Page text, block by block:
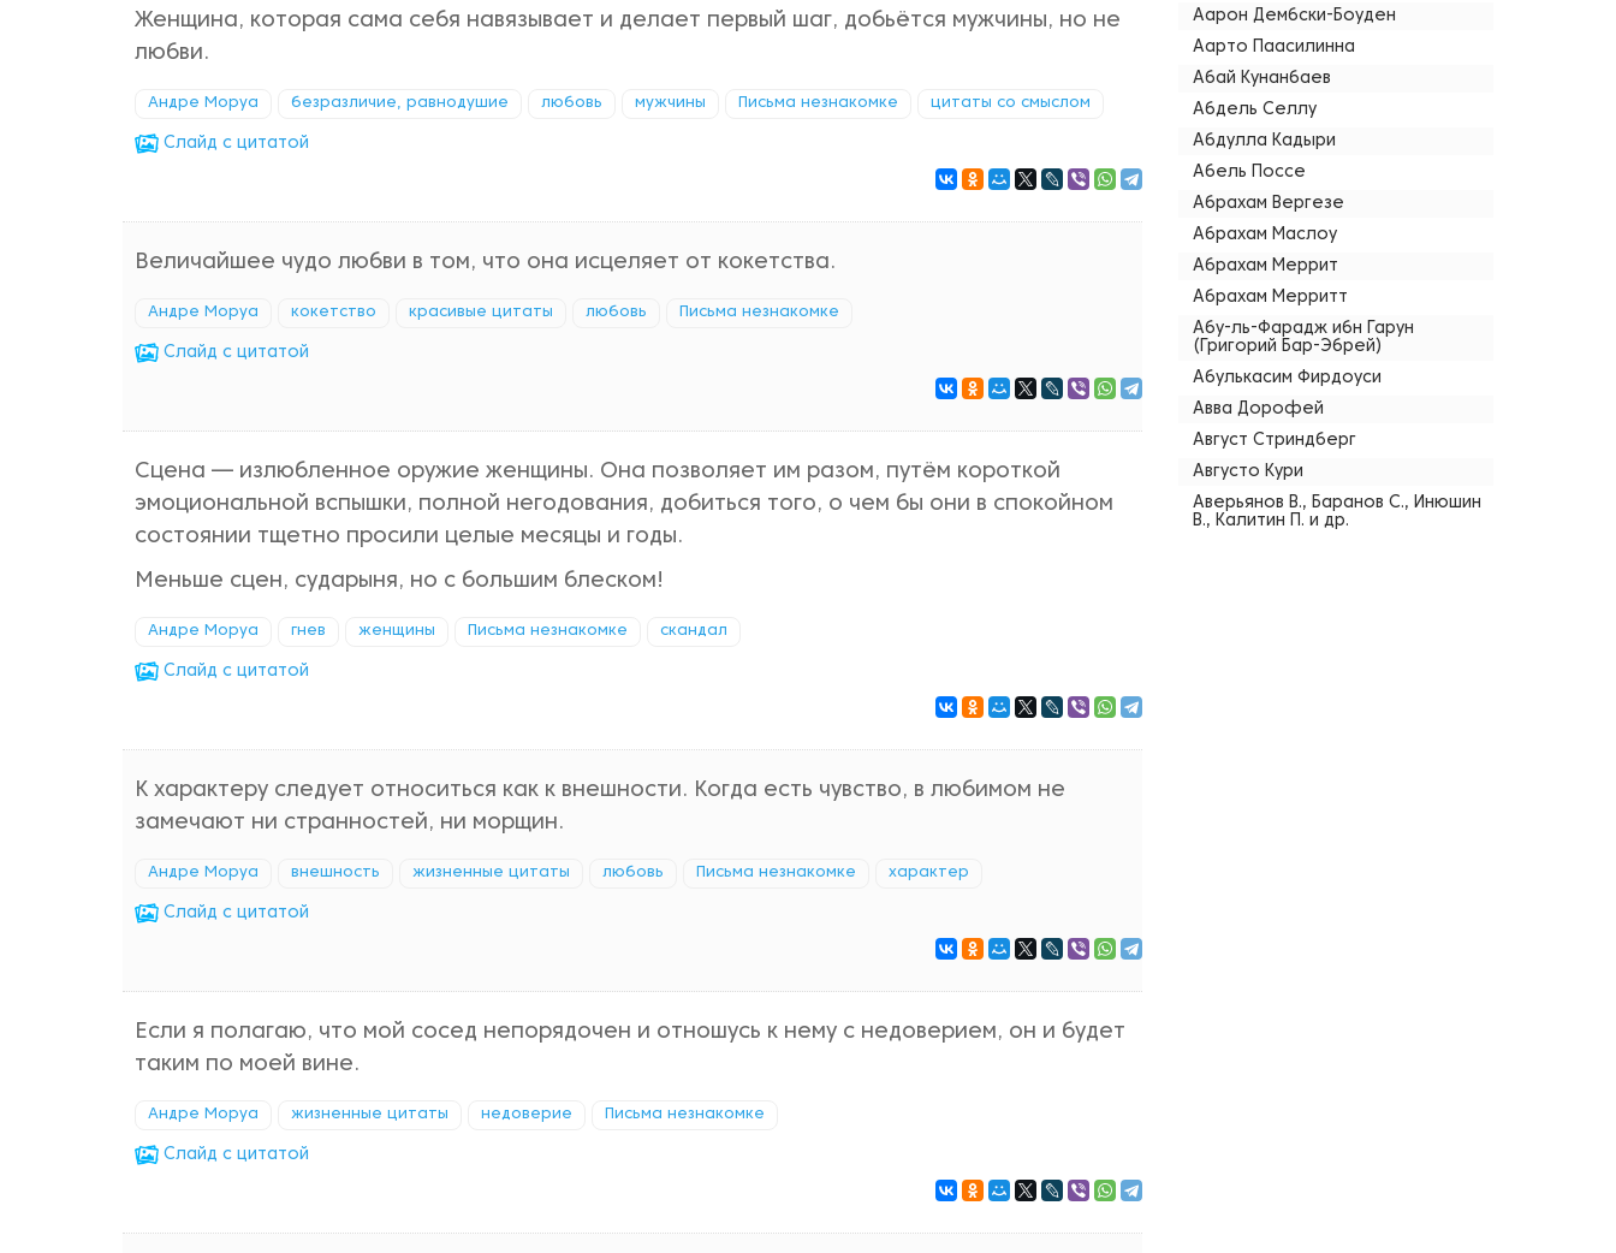
Женщина, которая сама себя навязывает и делает первый шаг, добьётся мужчины, но не
любви.
Андре Моруа безразличие, равнодушие любовь мужчины Письма незнакомке цитаты со смыслом
Cлайд с цитатой
Величайшее чудо любви в том, что она исцеляет от кокетства.
Андре Моруа кокетство красивые цитаты любовь Письма незнакомке
Cлайд с цитатой
Сцена — излюбленное оружие женщины. Она позволяет им разом, путём короткой
эмоциональной вспышки, полной негодования, добиться того, о чем бы они в спокойном
состоянии тщетно просили целые месяцы и годы.
Меньше сцен, сударыня, но с большим блеском!
Андре Моруа гнев женщины Письма незнакомке скандал
Cлайд с цитатой
К характеру следует относиться как к внешности. Когда есть чувство, в любимом не
замечают ни странностей, ни морщин.
Андре Моруа внешность жизненные цитаты любовь Письма незнакомке характер
Cлайд с цитатой
Если я полагаю, что мой сосед непорядочен и отношусь к нему с недоверием, он и будет
таким по моей вине.
Андре Моруа жизненные цитаты недоверие Письма незнакомке
Cлайд с цитатой
Аарон Дембски-Боуден
Аарто Паасилинна
Абай Кунанбаев
Абдель Селлу
Абдулла Кадыри
Абель Поссе
Абрахам Вергезе
Абрахам Маслоу
Абрахам Меррит
Абрахам Мерритт
Абу-ль-Фарадж ибн Гарун
(Григорий Бар-Эбрей)
Абулькасим Фирдоуси
Авва Дорофей
Август Стриндберг
Августо Кури
Аверьянов В., Баранов С., Инюшин
В., Калитин П. и др.